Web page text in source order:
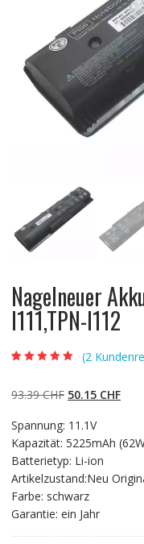
Nagelneuer
I111,TPN-I112
basierend auf
Kundenbewertun
(2
93.39CHF Ursprünglicher
war:
93.39 CHF
50.15 CHF
Spannung: 11.1V
Kapazität: 5225mAh
Batterietyp: Li-ion
Artikelzustand:Neu
Farbe: schwarz
Garantie: ein Jahr